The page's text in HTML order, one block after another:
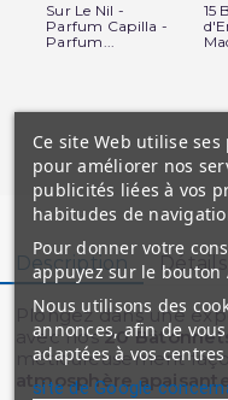
Sur Le Nil -
Parfum Capilla -
Parfum...
15
Description
Plongez dans une
avec nos20
méticuleusement
atmosphère
Ce site Web utilise
pour améliorer nos
publicités liées à vos
habitudes de
Pour donner votre
appuyez sur le bouton
Nous utilisons des
annonces, afin de
adaptées à vos
site de Google